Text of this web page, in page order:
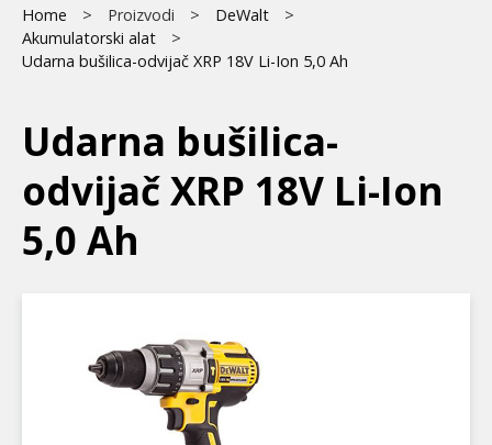
Main
menu
Breadcrumb
Home Proizvodi
DeWalt
Akumulatorski alat
Udarna bušilica-odvijač XRP 18V Li-Ion 5,0 Ah
Udarna bušilica-
odvijač XRP 18V Li-Ion
5,0 Ah